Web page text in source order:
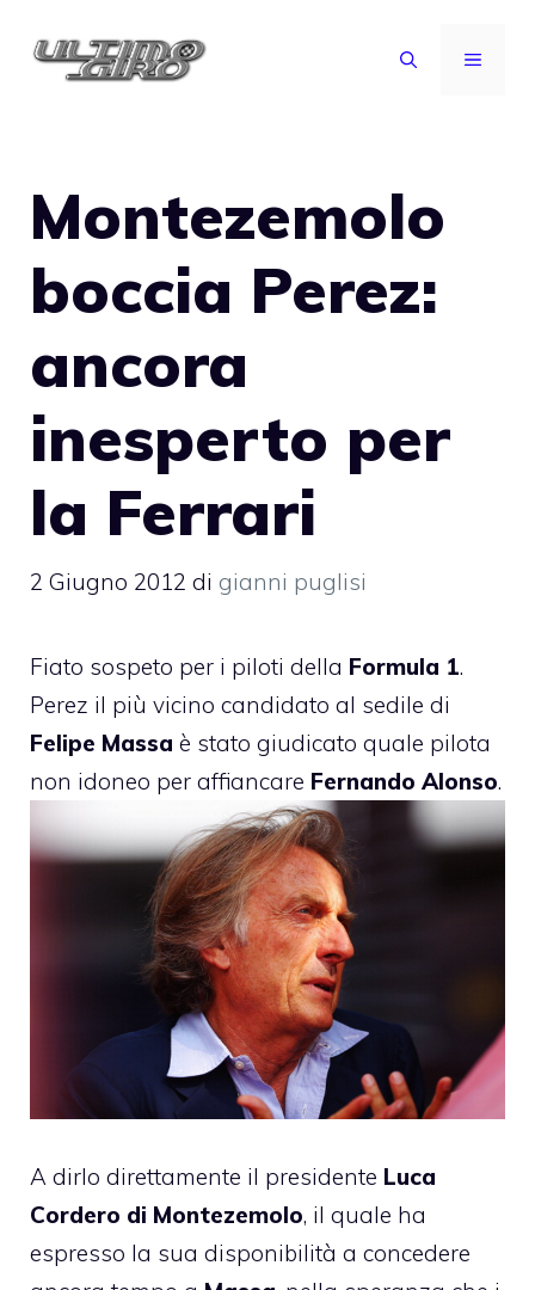
MENU
Montezemolo
boccia Perez:
ancora
inesperto per
la Ferrari
2 Giugno 2012 di gianni puglisi
Fiato sospeto per i piloti della Formula 1.
Perez il più vicino candidato al sedile di
Felipe Massa è stato giudicato quale pilota
non idoneo per affiancare Fernando Alonso.
A dirlo direttamente il presidente Luca
Cordero di Montezemolo, il quale ha
espresso la sua disponibilità a concedere